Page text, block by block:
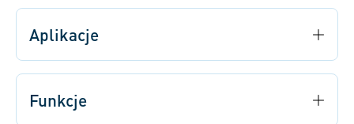
Aplikacje
Funkcje